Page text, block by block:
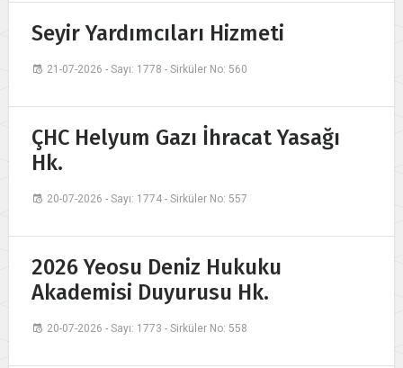
Seyir Yardımcıları Hizmeti
21-07-2026 - Sayı: 1778 - Sirküler No: 560
ÇHC Helyum Gazı İhracat Yasağı
Hk.
20-07-2026 - Sayı: 1774 - Sirküler No: 557
2026 Yeosu Deniz Hukuku
Akademisi Duyurusu Hk.
20-07-2026 - Sayı: 1773 - Sirküler No: 558